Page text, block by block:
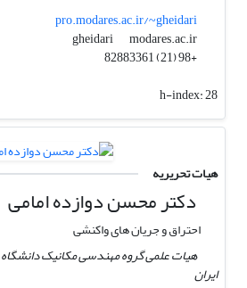
pro.modares.ac.ir/~gheidari
gheidari
modares.ac.ir
+98 (21) 82883361
h-index:28
هیات تحریریه
دکتر محسن دوازده امامی
احتراق و جریان های واکنشی
هیات علمی گروه مهندسی مکانیک
ایران